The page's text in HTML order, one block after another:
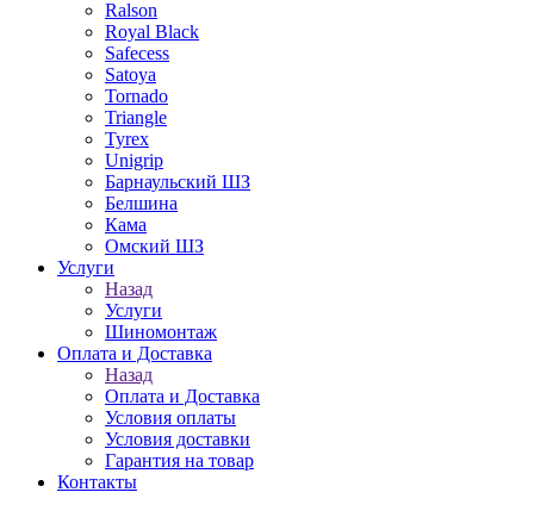
Ralson
Royal Black
Safecess
Satoya
Tornado
Triangle
Tyrex
Unigrip
Барнаульский ШЗ
Белшина
Кама
Омский ШЗ
Услуги
Назад
Услуги
Шиномонтаж
Оплата и Доставка
Назад
Оплата и Доставка
Условия оплаты
Условия доставки
Гарантия на товар
Контакты